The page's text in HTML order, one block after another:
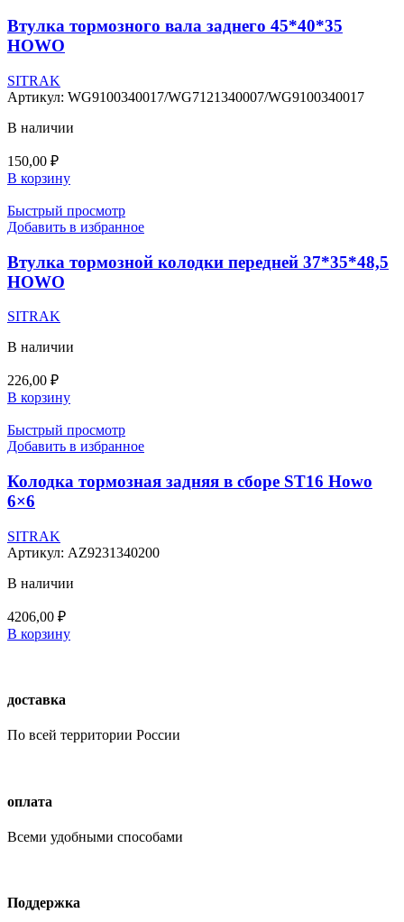
Втулка тормозного вала заднего 45*40*35
HOWO
SITRAK
Артикул: WG9100340017/WG7121340007/WG9100340017
В наличии
150,00 ₽
В корзину
Быстрый просмотр
Добавить в избранное
Втулка тормозной колодки передней 37*35*48,5
HOWO
SITRAK
В наличии
226,00 ₽
В корзину
Быстрый просмотр
Добавить в избранное
Колодка тормозная задняя в сборе ST16 Howo
6×6
SITRAK
Артикул: AZ9231340200
В наличии
4206,00 ₽
В корзину
доставка
По всей территории России
оплата
Всеми удобными способами
Поддержка